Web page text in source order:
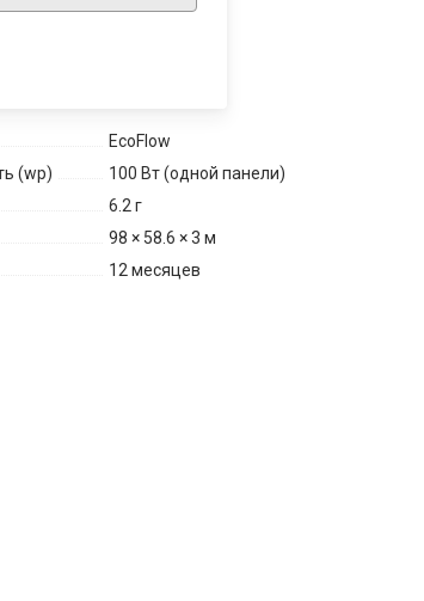
EcoFlow
(wp)
100 Вт (одной панели)
6.2 г
98 × 58.6 × 3 м
12 месяцев